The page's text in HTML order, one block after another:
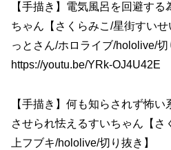
【手描き】電気風呂を回避す
ちゃん【さくらみこ/星街すい
っとさん/ホロライブ/hololive/切
https://youtu.be/YRk-OJ4U42E
【手描き】何も知らされず怖
させられ怯えるすいちゃん【さ
上フブキ/hololive/切り抜き】